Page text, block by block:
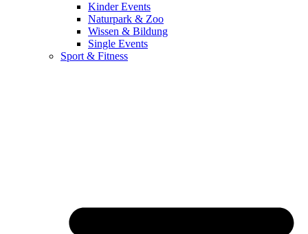
Kinder Events
Naturpark & Zoo
Wissen & Bildung
Single Events
Sport & Fitness